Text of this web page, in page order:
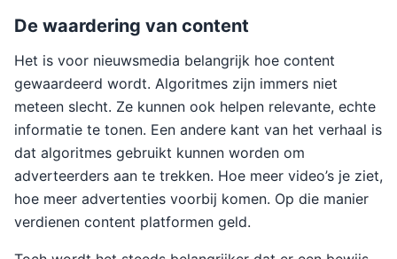
De waardering van content
Het is voor nieuwsmedia belangrijk hoe content
gewaardeerd wordt. Algoritmes zijn immers niet
meteen slecht. Ze kunnen ook helpen relevante, echte
informatie te tonen. Een andere kant van het verhaal is
dat algoritmes gebruikt kunnen worden om
adverteerders aan te trekken. Hoe meer video’s je ziet,
hoe meer advertenties voorbij komen. Op die manier
verdienen content platformen geld.